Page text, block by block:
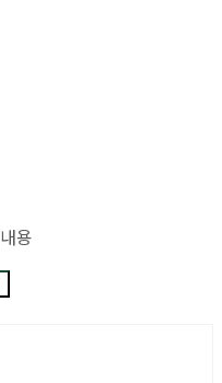
내용